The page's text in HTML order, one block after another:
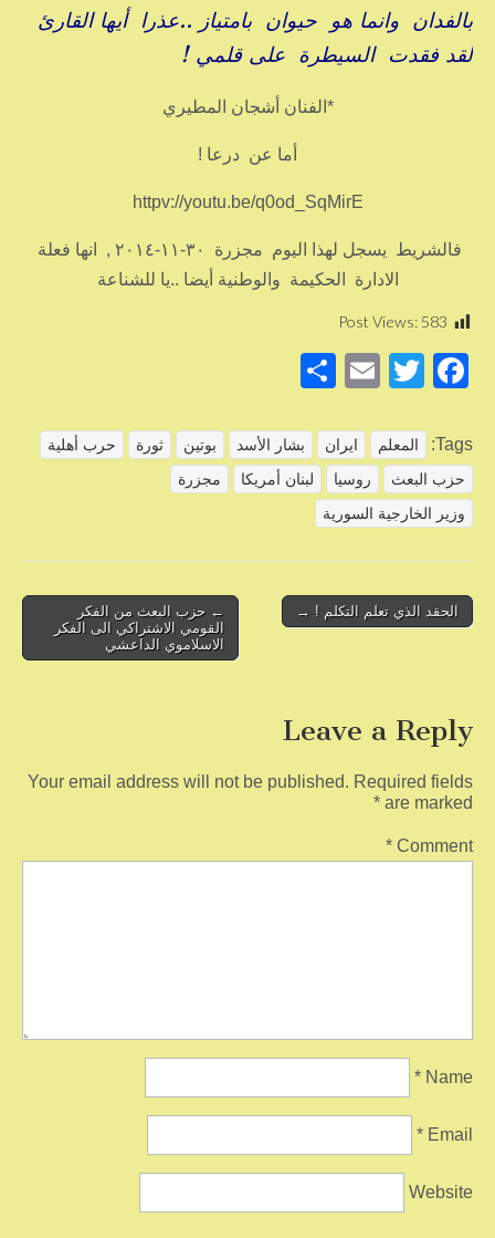
بالفدان وانما هو حيوان بامتياز ..عذرا أيها القارئ
لقد فقدت السيطرة على قلمي !
*الفنان أشجان المطيري
أما عن درعا !
httpv://youtu.be/q0od_SqMirE
فالشريط يسجل لهذا اليوم مجزرة ٣٠-١١-٢٠١٤ , انها فعلة
الادارة الحكيمة والوطنية أيضا ..يا للشناعة
Post Views: 583
F
c
e
b
k
T
tt
er
E
ail
ar
e
Tags: المعلم ايران بشار الأسد بوتين ثورة
حرب أهلية
حزب البعث
روسيا لبنان أمريكا
مجزرة
وزير الخارجية السورية
Post
← حزب البعث من الفكر
القومي الاشتراكي الى الفكر
الاسلاموي الداعشي
الحقد الذي تعلم التكلم ! →
Leave a Reply
Your email address will not be published. Required fields
are marked
*
Comment
*
Name
*
Email
*
Website